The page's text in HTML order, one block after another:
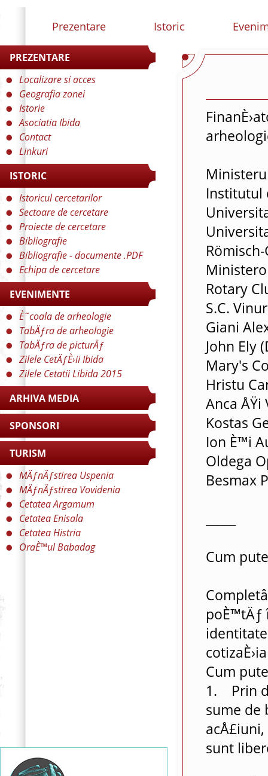
Prezentare Istoric
Institutul
Rotary
S.C.
Giani
John Ely
Mary's
Hristu
Anca ÅŸi
Kostas
Ion È™i
Oldega
Besmax
Cum
poÈ™tÄƒ
Cum
1. Prin
sume de
sunt
PREZENTARE
Localizare si acces
Geografia zonei
Istorie
Asociatia Ibida
Contact
Linkuri
ISTORIC
Istoricul cercetarilor
Sectoare de cercetare
Proiecte de cercetare
Bibliografie
Bibliografie - documente .PDF
Echipa de cercetare
EVENIMENTE
È˜coala de arheologie
TabÄƒra de arheologie
TabÄƒra de picturÄƒ
Zilele CetÄƒÈ›ii Ibida
Zilele Cetatii Libida 2015
ARHIVA MEDIA
SPONSORI
TURISM
MÄƒnÄƒstirea Uspenia
MÄƒnÄƒstirea Vovidenia
Cetatea Argamum
Cetatea Enisala
Cetatea Histria
OraÈ™ul Babadag